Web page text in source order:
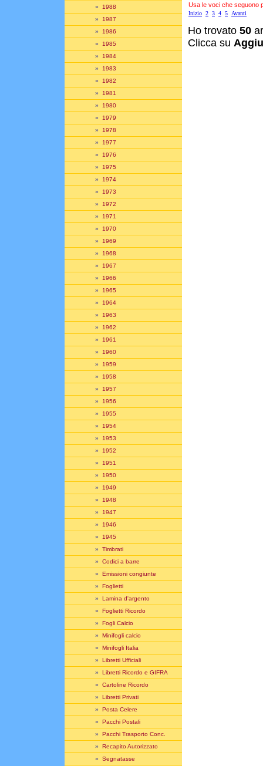
» 1988
» 1987
» 1986
» 1985
» 1984
» 1983
» 1982
» 1981
» 1980
» 1979
» 1978
» 1977
» 1976
» 1975
» 1974
» 1973
» 1972
» 1971
» 1970
» 1969
» 1968
» 1967
» 1966
» 1965
» 1964
» 1963
» 1962
» 1961
» 1960
» 1959
» 1958
» 1957
» 1956
» 1955
» 1954
» 1953
» 1952
» 1951
» 1950
» 1949
» 1948
» 1947
» 1946
» 1945
» Timbrati
» Codici a barre
» Emissioni congiunte
» Foglietti
» Lamina d'argento
» Foglietti Ricordo
» Fogli Calcio
» Minifogli calcio
» Minifogli Italia
» Libretti Ufficiali
» Libretti Ricordo e GIFRA
» Cartoline Ricordo
» Libretti Privati
» Posta Celere
» Pacchi Postali
» Pacchi Trasporto Conc.
» Recapito Autorizzato
» Segnatasse
Usa le voci che seguono
Inizio 2 3 4 5 Avanti
Ho trovato 50
Clicca su